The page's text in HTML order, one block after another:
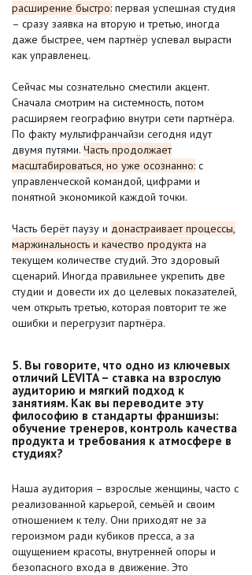
расширение быстро: первая успешная студия
– сразу заявка на вторую и третью, иногда
даже быстрее, чем партнёр успевал вырасти
как управленец.
Сейчас мы сознательно сместили акцент.
Сначала смотрим на системность, потом
расширяем географию внутри сети партнёра.
По факту мультифранчайзи сегодня идут
двумя путями. Часть продолжает
масштабироваться, но уже осознанно: с
управленческой командой, цифрами и
понятной экономикой каждой точки.
Часть берёт паузу и донастраивает процессы,
маржинальность и качество продукта на
текущем количестве студий. Это здоровый
сценарий. Иногда правильнее укрепить две
студии и довести их до целевых показателей,
чем открыть третью, которая повторит те же
ошибки и перегрузит партнёра.
5. Вы говорите, что одно из ключевых
отличий LEVITA – ставка на взрослую
аудиторию и мягкий подход к
занятиям. Как вы переводите эту
философию в стандарты франшизы:
обучение тренеров, контроль качества
продукта и требования к атмосфере в
студиях?
Наша аудитория – взрослые женщины, часто с
реализованной карьерой, семьёй и своим
отношением к телу. Они приходят не за
героизмом ради кубиков пресса, а за
ощущением красоты, внутренней опоры и
безопасного входа в движение. Это